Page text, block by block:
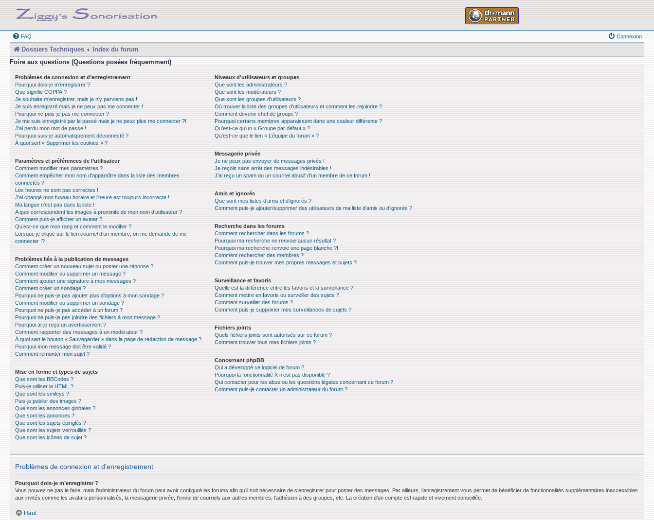
FAQ Connexion
Dossiers Techniques
Index du forum
Foire aux questions (Questions posées fréquemment)
Problèmes de connexion et d’enregistrement
Pourquoi dois-je m’enregistrer ?
Que signifie COPPA ?
Je souhaite m’enregistrer, mais je n’y parviens pas !
Je suis enregistré mais je ne peux pas me connecter !
Pourquoi ne puis-je pas me connecter ?
Je me suis enregistré par le passé mais je ne peux plus me connecter ?!
J’ai perdu mon mot de passe !
Pourquoi suis-je automatiquement déconnecté ?
À quoi sert « Supprimer les cookies » ?
Paramètres et préférences de l’utilisateur
Comment modifier mes paramètres ?
Comment empêcher mon nom d’apparaître dans la liste des membres
connectés ?
Les heures ne sont pas correctes !
J’ai changé mon fuseau horaire et l’heure est toujours incorrecte !
Ma langue n’est pas dans la liste !
A quoi correspondent les images à proximité de mon nom d’utilisateur ?
Comment puis-je afficher un avatar ?
Qu’est-ce que mon rang et comment le modifier ?
Lorsque je clique sur le lien courrield’un membre, on me demande de me
connecter !?
Problèmes liés à la publication de messages
Comment créer un nouveau sujet ou poster une réponse ?
Comment modifier ou supprimer un message ?
Comment ajouter une signature à mes messages ?
Comment créer un sondage ?
Pourquoi ne puis-je pas ajouter plus d’options à mon sondage ?
Comment modifier ou supprimer un sondage ?
Pourquoi ne puis-je pas accéder à un forum ?
Pourquoi ne puis-je pas joindre des fichiers à mon message ?
Pourquoi ai-je reçu un avertissement ?
Comment rapporter des messages à un modérateur ?
À quoi sert le bouton « Sauvegarder » dans la page de rédaction de message ?
Pourquoi mon message doit être validé ?
Comment remonter mon sujet ?
Mise en forme et types de sujets
Que sont les BBCodes ?
Puis-je utiliser le HTML ?
Que sont les smileys ?
Puis-je publier des images ?
Que sont les annonces globales ?
Que sont les annonces ?
Que sont les sujets épinglés ?
Que sont les sujets verrouillés ?
Que sont les icônes de sujet ?
Niveaux d’utilisateurs et groupes
Que sont les administrateurs ?
Que sont les modérateurs ?
Que sont les groupes d’utilisateurs ?
Où trouver la liste des groupes d’utilisateurs et comment les rejoindre ?
Comment devenir chef de groupe ?
Pourquoi certains membres apparaissent dans une couleur différente ?
Qu’est-ce qu’un « Groupe par défaut » ?
Qu’est-ce que le lien « L’équipe du forum » ?
Messagerie privée
Je ne peux pas envoyer de messages privés !
Je reçois sans arrêt des messages indésirables !
J’ai reçu un spam ou un courriel abusif d’un membre de ce forum !
Amis et ignorés
Que sont mes listes d’amis et d’ignorés ?
Comment puis-je ajouter/supprimer des utilisateurs de ma liste d’amis ou d’ignorés ?
Recherche dans les forums
Comment rechercher dans les forums ?
Pourquoi ma recherche ne renvoie aucun résultat ?
Pourquoi ma recherche renvoie une page blanche ?!
Comment rechercher des membres ?
Comment puis-je trouver mes propres messages et sujets ?
Surveillance et favoris
Quelle est la différence entre les favoris et la surveillance ?
Comment mettre en favoris ou surveiller des sujets ?
Comment surveiller des forums ?
Comment puis-je supprimer mes surveillances de sujets ?
Fichiers joints
Quels fichiers joints sont autorisés sur ce forum ?
Comment trouver tous mes fichiers joints ?
Concernant phpBB
Qui a développé ce logiciel de forum ?
Pourquoi la fonctionnalité X n’est pas disponible ?
Qui contacter pour les abus ou les questions légales concernant ce forum ?
Comment puis-je contacter un administrateur du forum ?
Problèmes de connexion et d’enregistrement
Pourquoi dois-je m’enregistrer ?
Vous pouvez ne pas le faire, mais l’administrateur du forum peut avoir configuré les forums afin qu’il soit nécessaire de s’enregistrer pour poster des messages. Par ailleurs, l’enregistrement vous permet de bénéficier de fonctionnalités supplémentaires inaccessibles
aux invités comme les avatars personnalisés, la messagerie privée, l’envoi de courriels aux autres membres, l’adhésion à des groupes, etc. La création d’un compte est rapide et vivement conseillée.
Haut